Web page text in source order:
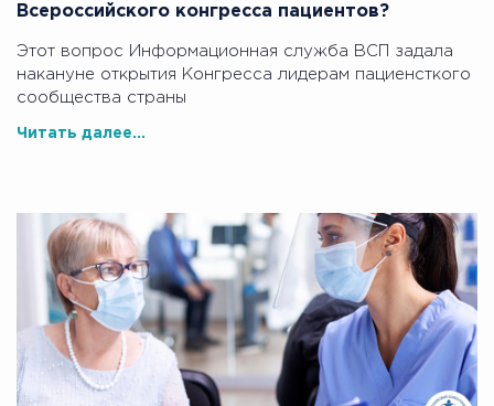
Всероссийского конгресса пациентов?
Этот вопрос Информационная служба ВСП задала
накануне открытия Конгресса лидерам пациенсткого
сообщества страны
Читать далее...